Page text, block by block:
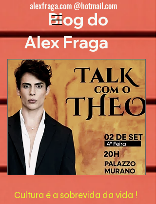
Cultura é a sobrevida da vida !
Blog do
Alex Fraga
alexfraga.com @hotmail.com